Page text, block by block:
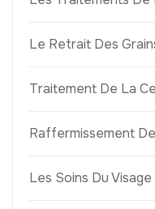
Le Retrait Des
Traitement De La
Raffermissement
Les Soins Du Visage